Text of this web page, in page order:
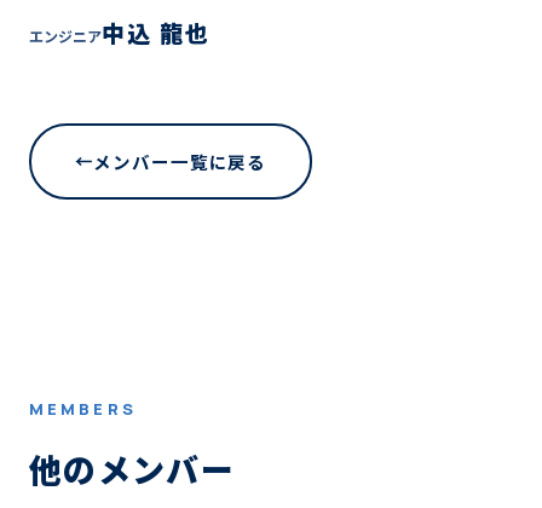
エンジニア中込 龍也
←メンバー一覧に戻る
MEMBERS
他のメンバー